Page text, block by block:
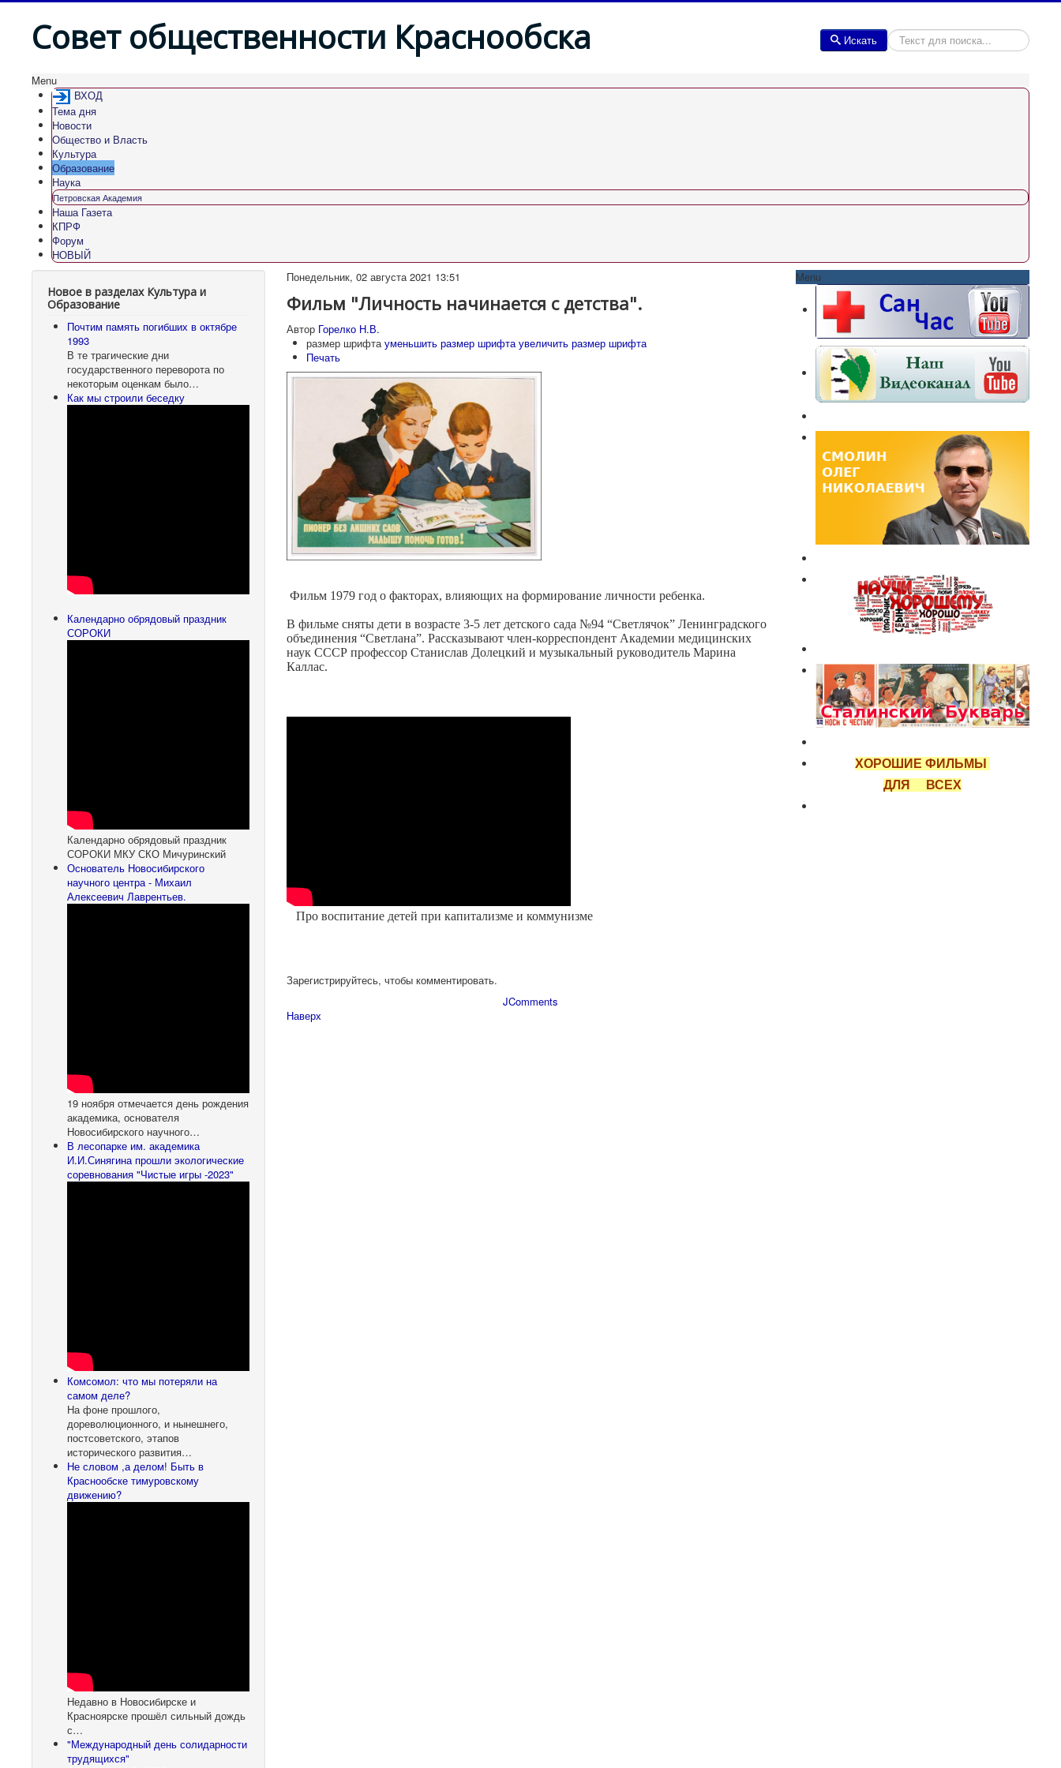
Совет общественности Краснообска Искать Искать
Menu
ВХОД
Тема дня
Новости
Общество и Власть
Культура
Образование
Наука
Петровская Академия
Наша Газета
КПРФ
Форум
НОВЫЙ
Новое в разделах Культура и
Образование
Почтим память погибших в октябре
1993
В те трагические дни
государственного переворота по
некоторым оценкам было…
Как мы строили беседку
Календарно обрядовый праздник
СОРОКИ
Календарно обрядовый праздник
СОРОКИ МКУ СКО Мичуринский
Основатель Новосибирского
научного центра - Михаил
Алексеевич Лаврентьев.
19 ноября отмечается день рождения
академика, основателя
Новосибирского научного…
В лесопарке им. академика
И.И.Синягина прошли экологические
соревнования "Чистые игры -2023"
Комсомол: что мы потеряли на
самом деле?
На фоне прошлого,
дореволюционного, и нынешнего,
постсоветского, этапов
исторического развития…
Не словом ,а делом! Быть в
Краснообске тимуровскому
движению?
Недавно в Новосибирске и
Красноярске прошёл сильный дождь
с…
"Международный день солидарности
трудящихся"
Понедельник, 02 августа 2021 13:51
Фильм "Личность начинается с детства".
Автор Горелко Н.В.
размер шрифта уменьшить размер шрифта увеличить размер шрифта
Печать
Фильм 1979 год о факторах, влияющих на формирование личности ребенка.
В фильме сняты дети в возрасте 3-5 лет детского сада №94 “Светлячок” Ленинградского
объединения “Светлана”. Рассказывают член-корреспондент Академии медицинских
наук СССР профессор Станислав Долецкий и музыкальный руководитель Марина
Каллас.
Про воспитание детей при капитализме и коммунизме
Зарегистрируйтесь, чтобы комментировать.
JComments
Наверх
Menu
ХОРОШИЕ ФИЛЬМЫ
ДЛЯ ВСЕХ